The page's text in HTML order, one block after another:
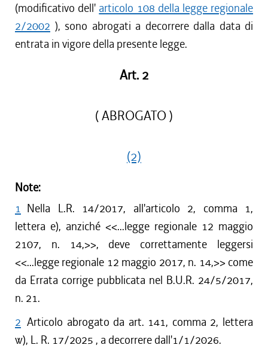
(modificativo dell' articolo 108 della legge regionale
2/2002 ), sono abrogati a decorrere dalla data di
entrata in vigore della presente legge.
Art. 2
( ABROGATO )
(2)
Note:
1 Nella L.R. 14/2017, all'articolo 2, comma 1,
lettera e), anziché <<...legge regionale 12 maggio
2107, n. 14,>>, deve correttamente leggersi
<<...legge regionale 12 maggio 2017, n. 14,>> come
da Errata corrige pubblicata nel B.U.R. 24/5/2017,
n. 21.
2 Articolo abrogato da art. 141, comma 2, lettera
w), L. R. 17/2025 , a decorrere dall'1/1/2026.